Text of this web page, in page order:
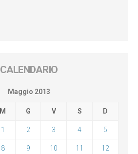
CALENDARIO
Maggio 2013
M G V S D
1 2 3 4 5
8 9 10 11 12